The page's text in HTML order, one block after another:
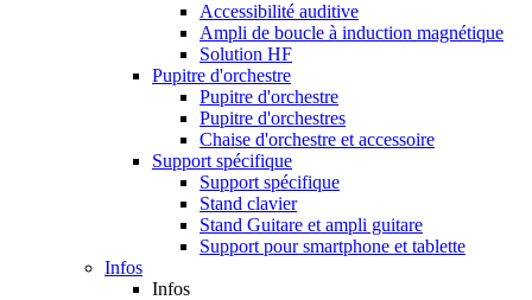
Accessibilité auditive
Ampli de boucle à induction magnétique
Solution HF
Pupitre d'orchestre
Pupitre d'orchestre
Pupitre d'orchestres
Chaise d'orchestre et accessoire
Support spécifique
Support spécifique
Stand clavier
Stand Guitare et ampli guitare
Support pour smartphone et tablette
Infos
Infos